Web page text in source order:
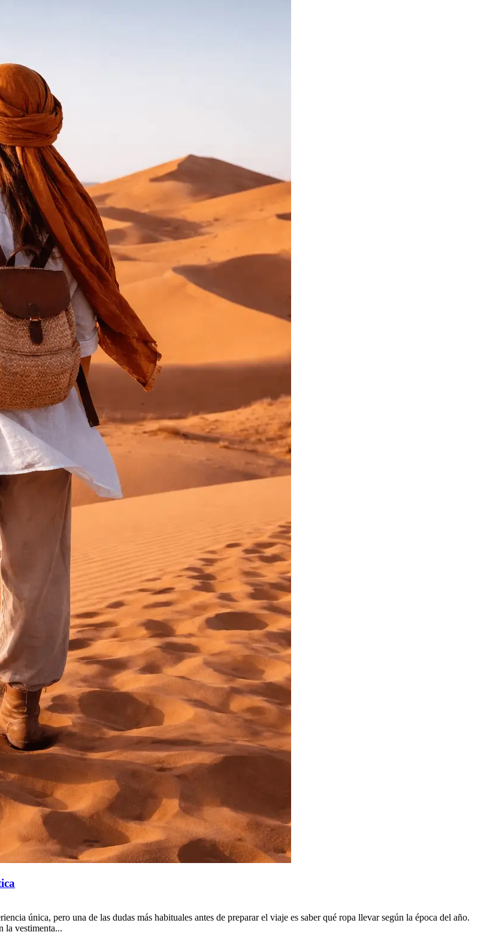
única, pero una de las dudas más habituales antes de preparar el viaje es saber qué ropa llevar según la época del año.
la vestimenta...